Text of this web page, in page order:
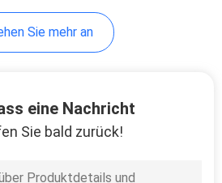
Sie mehr an
eine Nachricht
Sie bald zurück!